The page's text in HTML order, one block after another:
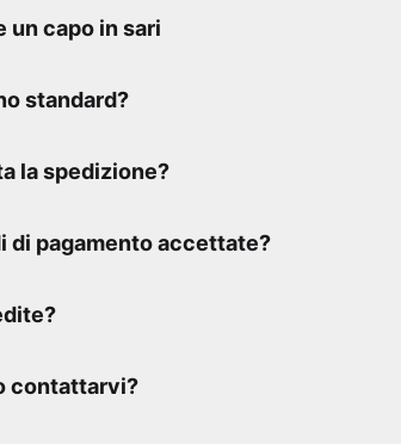
un capo in sari
standard?
la spedizione?
di pagamento accettate?
contattarvi?